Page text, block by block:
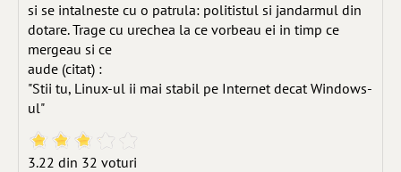
si se intalneste cu o patrula: politistul si jandarmul din
dotare. Trage cu urechea la ce vorbeau ei in timp ce
mergeau si ce
aude (citat) :
"Stii tu, Linux-ul ii mai stabil pe Internet decat Windows-
ul"
3.22 din 32 voturi